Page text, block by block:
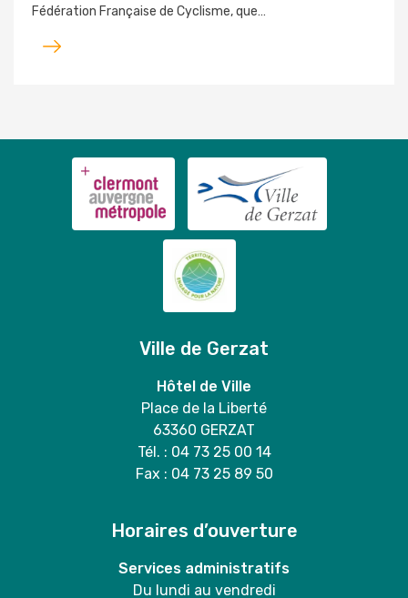
Fédération Française de Cyclisme, que…
Lire
l'article
Ville de Gerzat
Hôtel de Ville
Place de la Liberté
63360 GERZAT
Tél. : 04 73 25 00 14
Fax : 04 73 25 89 50
Horaires d’ouverture
Services administratifs
Du lundi au vendredi